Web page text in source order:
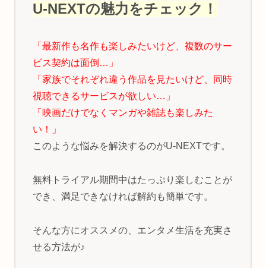
U-NEXTの魅力をチェック！
「最新作も名作も楽しみたいけど、複数のサー
ビス契約は面倒…」
「家族でそれぞれ違う作品を見たいけど、同時
視聴できるサービスが欲しい…」
「映画だけでなくマンガや雑誌も楽しみた
い！」
このような悩みを解決するのがU-NEXTです。
無料トライアル期間中はたっぷり楽しむことが
でき、満足できなければ解約も簡単です。
そんな方にオススメの、エンタメ生活を充実さ
せる方法が♪